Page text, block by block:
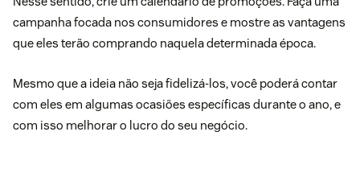
campanha focada nos consumidores e mostre as vantagens
que eles terão comprando naquela determinada época.
Mesmo que a ideia não seja fidelizá-los, você poderá contar
com eles em algumas ocasiões específicas durante o ano, e
com isso melhorar o lucro do seu negócio.